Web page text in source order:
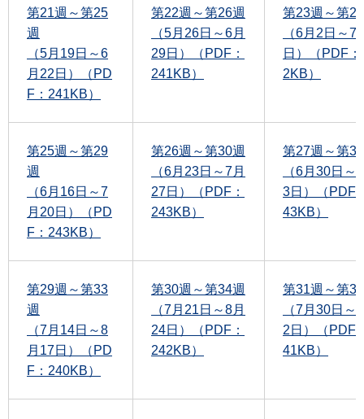
第21週～第25
週
（5月19日～6
月22日）（PD
F：241KB）
第22週～第26週
（5月26日～6月
29日）（PDF：
241KB）
第23週～第
（6月2日～7
日）（PDF
2KB）
第25週～第29
週
（6月16日～7
月20日）（PD
F：243KB）
第26週～第30週
（6月23日～7月
27日）（PDF：
243KB）
第27週～第
（6月30日～
3日）（PDF
43KB）
第29週～第33
週
（7月14日～8
月17日）（PD
F：240KB）
第30週～第34週
（7月21日～8月
24日）（PDF：
242KB）
第31週～第
（7月30日～
2日）（PDF
41KB）